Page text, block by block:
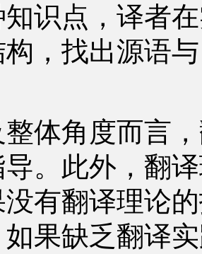
识点，译者
，找出源语
整体角度而言
。此外，翻
有翻译理论
果缺乏翻译